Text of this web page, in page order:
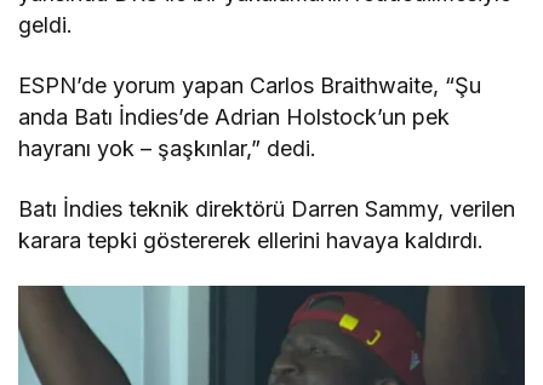
geldi.
ESPN’de yorum yapan Carlos Braithwaite, “Şu
anda Batı İndies’de Adrian Holstock’un pek
hayranı yok – şaşkınlar,” dedi.
Batı İndies teknik direktörü Darren Sammy, verilen
karara tepki göstererek ellerini havaya kaldırdı.